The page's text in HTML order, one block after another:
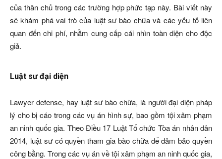
của thân chủ trong các trường hợp phức tạp này. Bài viết này
sẽ khám phá vai trò của luật sư bào chữa và các yếu tố liên
quan đến chi phí, nhằm cung cấp cái nhìn toàn diện cho độc
giả.
Luật sư đại diện
Lawyer defense, hay luật sư bào chữa, là người đại diện pháp
lý cho bị cáo trong các vụ án hình sự, bao gồm tội xâm phạm
an ninh quốc gia. Theo Điều 17 Luật Tổ chức Tòa án nhân dân
2014, luật sư có quyền tham gia bào chữa để đảm bảo quyền
công bằng. Trong các vụ án về tội xâm phạm an ninh quốc gia,